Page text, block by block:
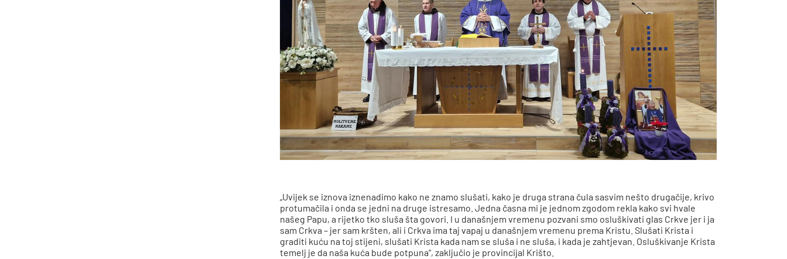
„Uvijek se iznova iznenadimo kako ne znamo slušati, kako je druga strana čula sasvim nešto drugačije, krivo
protumačila i onda se jedni na druge istresamo. Jedna časna mi je jednom zgodom rekla kako svi hvale
našeg Papu, a rijetko tko sluša šta govori. I u današnjem vremenu pozvani smo osluškivati glas Crkve jer i ja
sam Crkva – jer sam kršten, ali i Crkva ima taj vapaj u današnjem vremenu prema Kristu. Slušati Krista i
graditi kuću na toj stijeni, slušati Krista kada nam se sluša i ne sluša, i kada je zahtjevan. Osluškivanje Krista
temelj je da naša kuća bude potpuna“, zaključio je provincijal Krišto.